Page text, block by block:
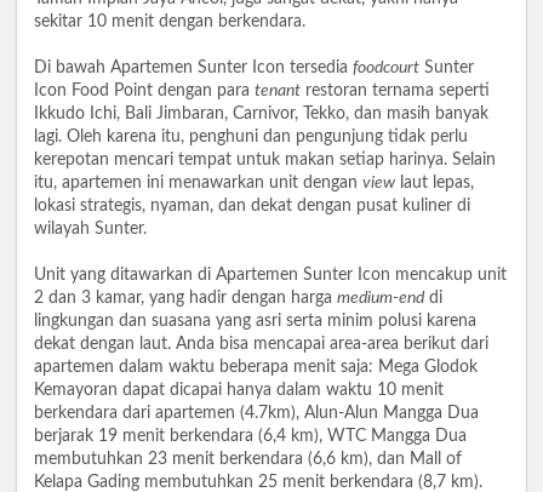
sekitar 10 menit dengan berkendara.
Di bawah Apartemen Sunter Icon tersedia foodcourt Sunter
Icon Food Point dengan para tenant restoran ternama seperti
Ikkudo Ichi, Bali Jimbaran, Carnivor, Tekko, dan masih banyak
lagi. Oleh karena itu, penghuni dan pengunjung tidak perlu
kerepotan mencari tempat untuk makan setiap harinya. Selain
itu, apartemen ini menawarkan unit dengan view laut lepas,
lokasi strategis, nyaman, dan dekat dengan pusat kuliner di
wilayah Sunter.
Unit yang ditawarkan di Apartemen Sunter Icon mencakup unit
2 dan 3 kamar, yang hadir dengan harga medium-enddi
lingkungan dan suasana yang asri serta minim polusi karena
dekat dengan laut. Anda bisa mencapai area-area berikut dari
apartemen dalam waktu beberapa menit saja: Mega Glodok
Kemayoran dapat dicapai hanya dalam waktu 10 menit
berkendara dari apartemen (4.7km), Alun-Alun Mangga Dua
berjarak 19 menit berkendara (6,4 km), WTC Mangga Dua
membutuhkan 23 menit berkendara (6,6 km), dan Mall of
Kelapa Gading membutuhkan 25 menit berkendara (8,7 km).